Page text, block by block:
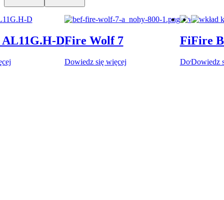
Fire Wolf 7
Dowiedz się więcej
Fire
Dowiedz się
Fire
Dowiedz
D